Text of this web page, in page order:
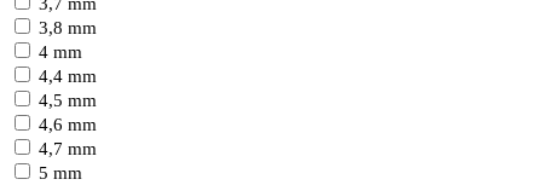
3,8 mm
4 mm
4,4 mm
4,5 mm
4,6 mm
4,7 mm
5 mm